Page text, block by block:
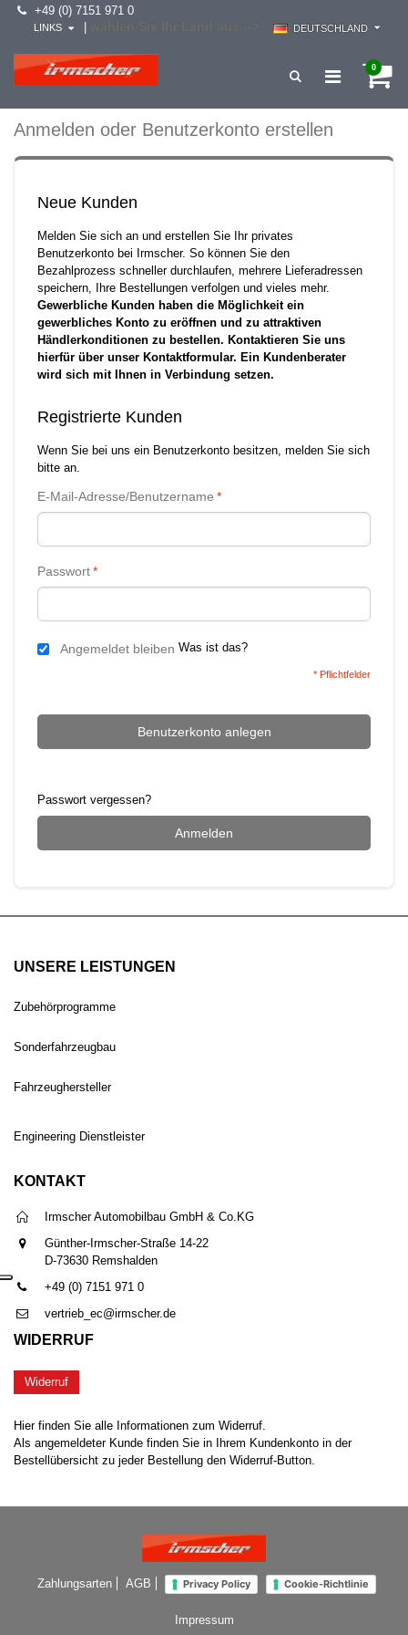
+49 (0) 7151 971 0
DEUTSCHLAND
LINKS
0
Anmelden oder Benutzerkonto erstellen
Neue Kunden
Melden Sie sich an und erstellen Sie Ihr privates
Benutzerkonto bei Irmscher. So können Sie den
Bezahlprozess schneller durchlaufen, mehrere Lieferadressen
speichern, Ihre Bestellungen verfolgen und vieles mehr.
Gewerbliche Kunden haben die Möglichkeit ein
gewerbliches Konto zu eröffnen und zu attraktiven
Händlerkonditionen zu bestellen. Kontaktieren Sie uns
hierfür über unser Kontaktformular. Ein Kundenberater
wird sich mit Ihnen in Verbindung setzen.
Registrierte Kunden
Wenn Sie bei uns ein Benutzerkonto besitzen, melden Sie sich
bitte an.
*
E-Mail-Adresse/Benutzername
*
Passwort
Angemeldet bleiben Was ist das?
* Pflichtfelder
Benutzerkonto anlegen
Passwort vergessen?
Anmelden
UNSERE LEISTUNGEN
Zubehörprogramme
Sonderfahrzeugbau
Fahrzeughersteller
Engineering Dienstleister
KONTAKT
Irmscher Automobilbau GmbH & Co.KG
Günther-Irmscher-Straße 14-22
D-73630 Remshalden
+49 (0) 7151 971 0
vertrieb_ec@irmscher.de
WIDERRUF
Widerruf
Hier finden Sie alle Informationen zum Widerruf.
Als angemeldeter Kunde finden Sie in Ihrem Kundenkonto in der
Bestellübersicht zu jeder Bestellung den Widerruf-Button.
Zahlungsarten AGB Privacy Policy Cookie-Richtlinie
Impressum